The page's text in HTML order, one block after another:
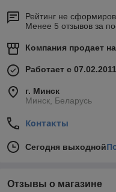
Рейтинг не
Менее 5 отзывов за
Компания продает на
Работает с 07.02.2011
г. Минск
Минск, Беларусь
Контакты
Сегодня выходной
Отзывы о магазине